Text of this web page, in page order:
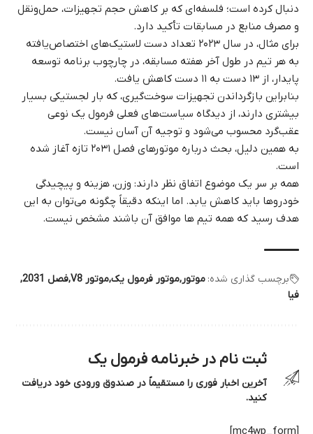
دنبال کرده است؛ فلسفه‌ای که بر کاهش حجم تجهیزات، حمل‌ونقل
و مصرف منابع در مسابقات تأکید دارد.
برای مثال، در سال ۲۰۲۳ تعداد دست لاستیک‌های اختصاص‌یافته
به هر تیم در طول آخر هفته مسابقه، در چارچوب برنامه توسعه
پایدار، از ۱۳ دست به ۱۱ دست کاهش یافت.
بنابراین بازگرداندن تجهیزات سوخت‌گیری، که بار لجستیکی بسیار
بیشتری دارند، از دیدگاه سیاست‌های فعلی فرمول یک نوعی
عقب‌گرد محسوب می‌شود و توجیه آن آسان نیست.
به همین دلیل، بحث درباره موتورهای فصل ۲۰۳۱ تازه آغاز شده
است.
همه بر سر یک موضوع اتفاق نظر دارند: وزن، هزینه و پیچیدگی
خودروها باید کاهش یابد. اما اینکه دقیقاً چگونه می‌توان به این
هدف رسید که همه تیم ها موافق آن باشند مشخص نیست.
برچسب گذاری شده: موتورموتور فرمول یکموتور V8
فصل 2031
فیا
ثبت نام در خبرنامه فرمول یک
آخرین اخبار فوری را مستقیماً در صندوق ورودی خود دریافت
کنید.